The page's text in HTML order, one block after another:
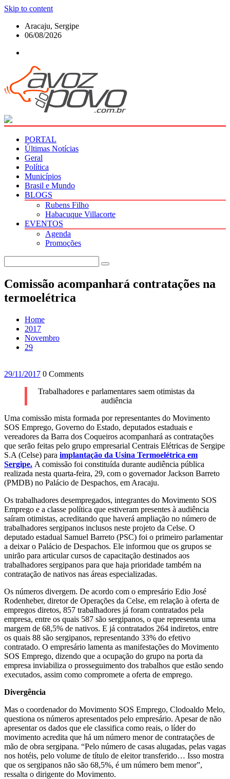
Skip to content
Aracaju, Sergipe
06/08/2026
PORTAL
Últimas Notícias
Geral
Política
Municípios
Brasil e Mundo
BLOGS
Rubens Filho
Habacuque Villacorte
EVENTOS
Agenda
Promoções
Comissão acompanhará contratações na
termoelétrica
Home
2017
Novembro
29
29/11/2017 0 Comments
Trabalhadores e parlamentares saem otimistas da
audiência
Uma comissão mista formada por representantes do Movimento
SOS Emprego, Governo do Estado, deputados estaduais e
vereadores da Barra dos Coqueiros acompanhará as contratações
que serão feitas pelo grupo empresarial Centrais Elétricas de Sergipe
S.A (Celse) para implantação da Usina Termoelétrica em
Sergipe. A comissão foi constituída durante audiência pública
realizada nesta quarta-feira, 29, com o governador Jackson Barreto
(PMDB) no Palácio de Despachos, em Aracaju.
Os trabalhadores desempregados, integrantes do Movimento SOS
Emprego e a classe política que estiveram presentes à audiência
saíram otimistas, acreditando que haverá ampliação no número de
trabalhadores sergipanos inclusos neste projeto da Celse. O
deputado estadual Samuel Barreto (PSC) foi o primeiro parlamentar
a deixar o Palácio de Despachos. Ele informou que os grupos se
unirão para articular cursos de capacitação destinados aos
trabalhadores sergipanos para que haja prioridade também na
contratação de nativos nas áreas especializadas.
Os números divergem. De acordo com o empresário Edio José
Rodenheber, diretor de Operações da Celse, em relação à oferta de
empregos diretos, 857 trabalhadores já foram contratados pela
empresa, entre os quais 587 são sergipanos, o que representa uma
margem de 68,5% de nativos. E já contratados 264 indiretos, entre
os quais 88 são sergipanos, representando 33% do efetivo
contratado. O empresário lamenta as manifestações do Movimento
SOS Emprego, dizendo que a ocupação do grupo na porta da
empresa inviabiliza o prosseguimento dos trabalhos que estão sendo
executados, assim como compromete a oferta de emprego.
Divergência
Mas o coordenador do Movimento SOS Emprego, Clodoaldo Melo,
questiona os números apresentados pelo empresário. Apesar de não
apresentar os dados que ele classifica como reais, o líder do
movimento acredita que há um número menor de contratações de
mão de obra sergipana. “Pelo número de casas alugadas, pelas vagas
nos hotéis, pelo volume de título de eleitor transferido… Isso mostra
que os sergipanos não são 68,5%, é um número bem menor”,
ressalta o dirigente do Movimento.